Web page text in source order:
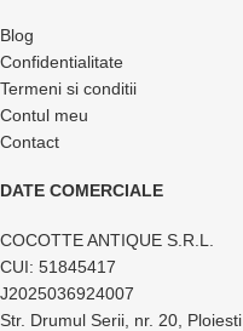
Blog
Confidentialitate
Termeni si conditii
Contul meu
Contact
DATE COMERCIALE
COCOTTE ANTIQUE S.R.L.
CUI: 51845417
J2025036924007
Str. Drumul Serii, nr. 20, Ploiesti